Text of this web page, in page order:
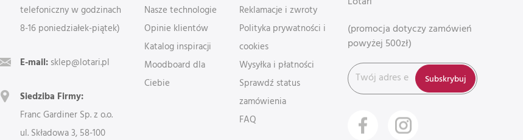
telefoniczny w godzinach
8-16 poniedziałek-piątek)
E-mail: sklep@lotari.pl
Siedziba Firmy:
Franc Gardiner Sp. z o.o.
ul. Składowa 3, 58-100
Nasze technologie
Opinie klientów
Katalog inspiracji
Moodboard dla
Ciebie
Reklamacje i zwroty
Polityka prywatności i
cookies
Wysyłka i płatności
Sprawdź status
zamówienia
FAQ
(promocja dotyczy zamówień
powyżej 500zł)
Subskrybuj